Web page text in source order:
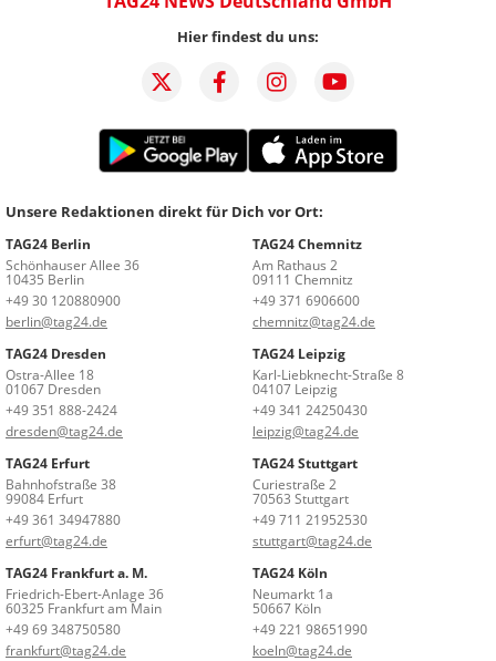
Hier findest du uns:
Unsere Redaktionen direkt für Dich vor Ort:
TAG24 Berlin
Schönhauser Allee 36
10435 Berlin
+49 30 120880900
berlin@tag24.de
TAG24 Chemnitz
Am Rathaus 2
09111 Chemnitz
+49 371 6906600
chemnitz@tag24.de
TAG24 Dresden
Ostra-Allee 18
01067 Dresden
+49 351 888-2424
dresden@tag24.de
TAG24 Leipzig
Karl-Liebknecht-Straße 8
04107 Leipzig
+49 341 24250430
leipzig@tag24.de
TAG24 Erfurt
Bahnhofstraße 38
99084 Erfurt
+49 361 34947880
erfurt@tag24.de
TAG24 Stuttgart
Curiestraße 2
70563 Stuttgart
+49 711 21952530
stuttgart@tag24.de
TAG24 Frankfurt a. M.
Friedrich-Ebert-Anlage 36
60325 Frankfurt am Main
+49 69 348750580
frankfurt@tag24.de
TAG24 Köln
Neumarkt 1a
50667 Köln
+49 221 98651990
koeln@tag24.de